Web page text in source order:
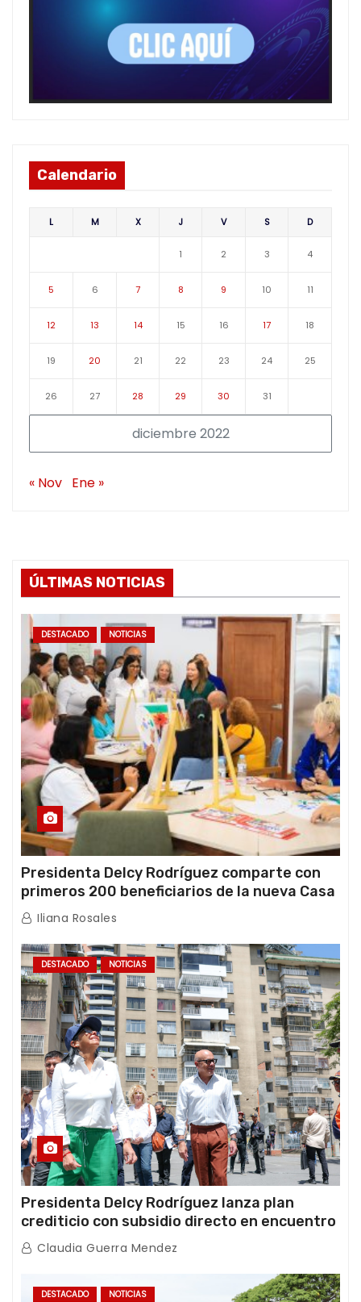
Calendario
diciembre 2022
L M X J V S D
1 2 3 4
5 6 7 8 9 10 11
12 13 14 15 16 17 18
19 20 21 22 23 24 25
26 27 28 29 30 31
« Nov Ene »
ÚLTIMAS NOTICIAS
DESTACADO NOTICIAS
Presidenta Delcy Rodríguez comparte con
primeros 200 beneficiarios de la nueva Casa
de los Abuelos “La Primavera” en Caracas
Iliana Rosales
DESTACADO NOTICIAS
Presidenta Delcy Rodríguez lanza plan
crediticio con subsidio directo en encuentro
con Juntas de Condominio
Claudia Guerra Mendez
DESTACADO NOTICIAS